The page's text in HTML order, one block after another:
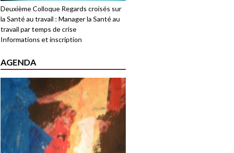
Deuxième Colloque Regards croisés sur
la Santé au travail : Manager la Santé au
travail par temps de crise
Informations et inscription
AGENDA